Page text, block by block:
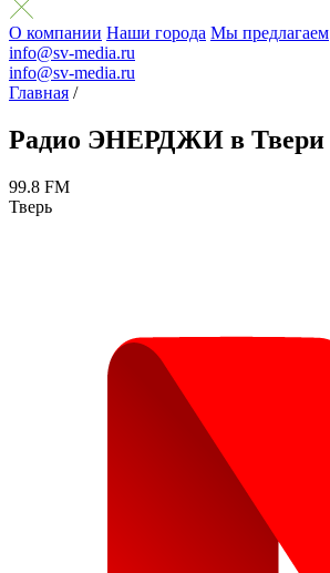
О компании Наши города Мы предлагаем
info@sv-media.ru
info@sv-media.ru
Главная /
Радио ЭНЕРДЖИ в Твери
99.8 FM
Тверь